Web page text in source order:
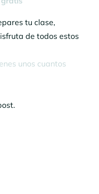
tu clase,
de todos estos
unos cuantos